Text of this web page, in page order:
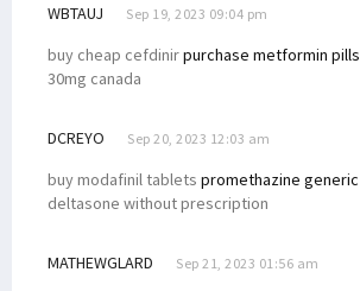
WBTAUJ Sep 19, 2023 09:04 pm
buy cheap cefdinirpurchase metformin pills
30mg canada
DCREYO Sep 20, 2023 12:03 am
buy modafinil tablets promethazine generic
deltasone without prescription
MATHEWGLARD Sep 21, 2023 01:56 am